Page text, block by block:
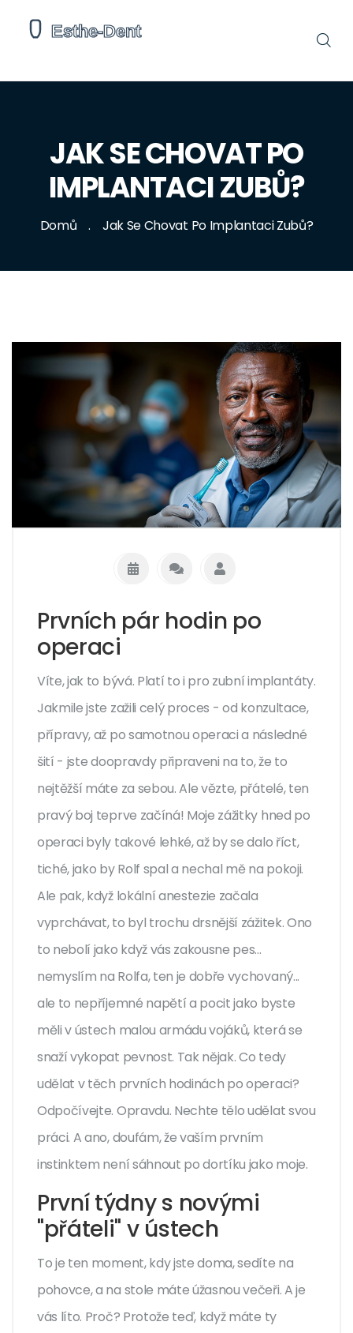
JAK SE CHOVAT PO
IMPLANTACI ZUBŮ?
Domů Jak Se Chovat Po Implantaci Zubů?
Prvních pár hodin po
operaci
Víte, jak to bývá. Platí to i pro zubní implantáty.
Jakmile jste zažili celý proces - od konzultace,
přípravy, až po samotnou operaci a následné
šití - jste doopravdy připraveni na to, že to
nejtěžší máte za sebou. Ale vězte, přátelé, ten
pravý boj teprve začíná! Moje zážitky hned po
operaci byly takové lehké, až by se dalo říct,
tiché, jako by Rolf spal a nechal mě na pokoji.
Ale pak, když lokální anestezie začala
vyprchávat, to byl trochu drsnější zážitek. Ono
to nebolí jako když vás zakousne pes...
nemyslím na Rolfa, ten je dobře vychovaný...
ale to nepříjemné napětí a pocit jako byste
měli v ústech malou armádu vojáků, která se
snaží vykopat pevnost. Tak nějak. Co tedy
udělat v těch prvních hodinách po operaci?
Odpočívejte. Opravdu. Nechte tělo udělat svou
práci. A ano, doufám, že vaším prvním
instinktem není sáhnout po dortíku jako moje.
První týdny s novými
"přáteli" v ústech
To je ten moment, kdy jste doma, sedíte na
pohovce, a na stole máte úžasnou večeři. A je
vás líto. Proč? Protože teď, když máte ty